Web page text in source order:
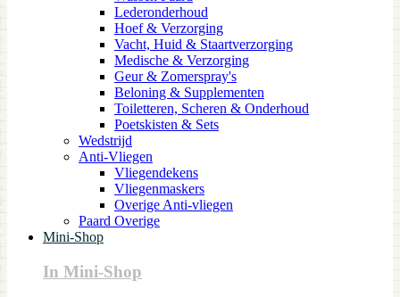
Lederonderhoud
Hoef & Verzorging
Vacht, Huid & Staartverzorging
Medische & Verzorging
Geur & Zomerspray's
Beloning & Supplementen
Toiletteren, Scheren & Onderhoud
Poetskisten & Sets
Wedstrijd
Anti-Vliegen
Vliegendekens
Vliegenmaskers
Overige Anti-vliegen
Paard Overige
Mini-Shop
In Mini-Shop